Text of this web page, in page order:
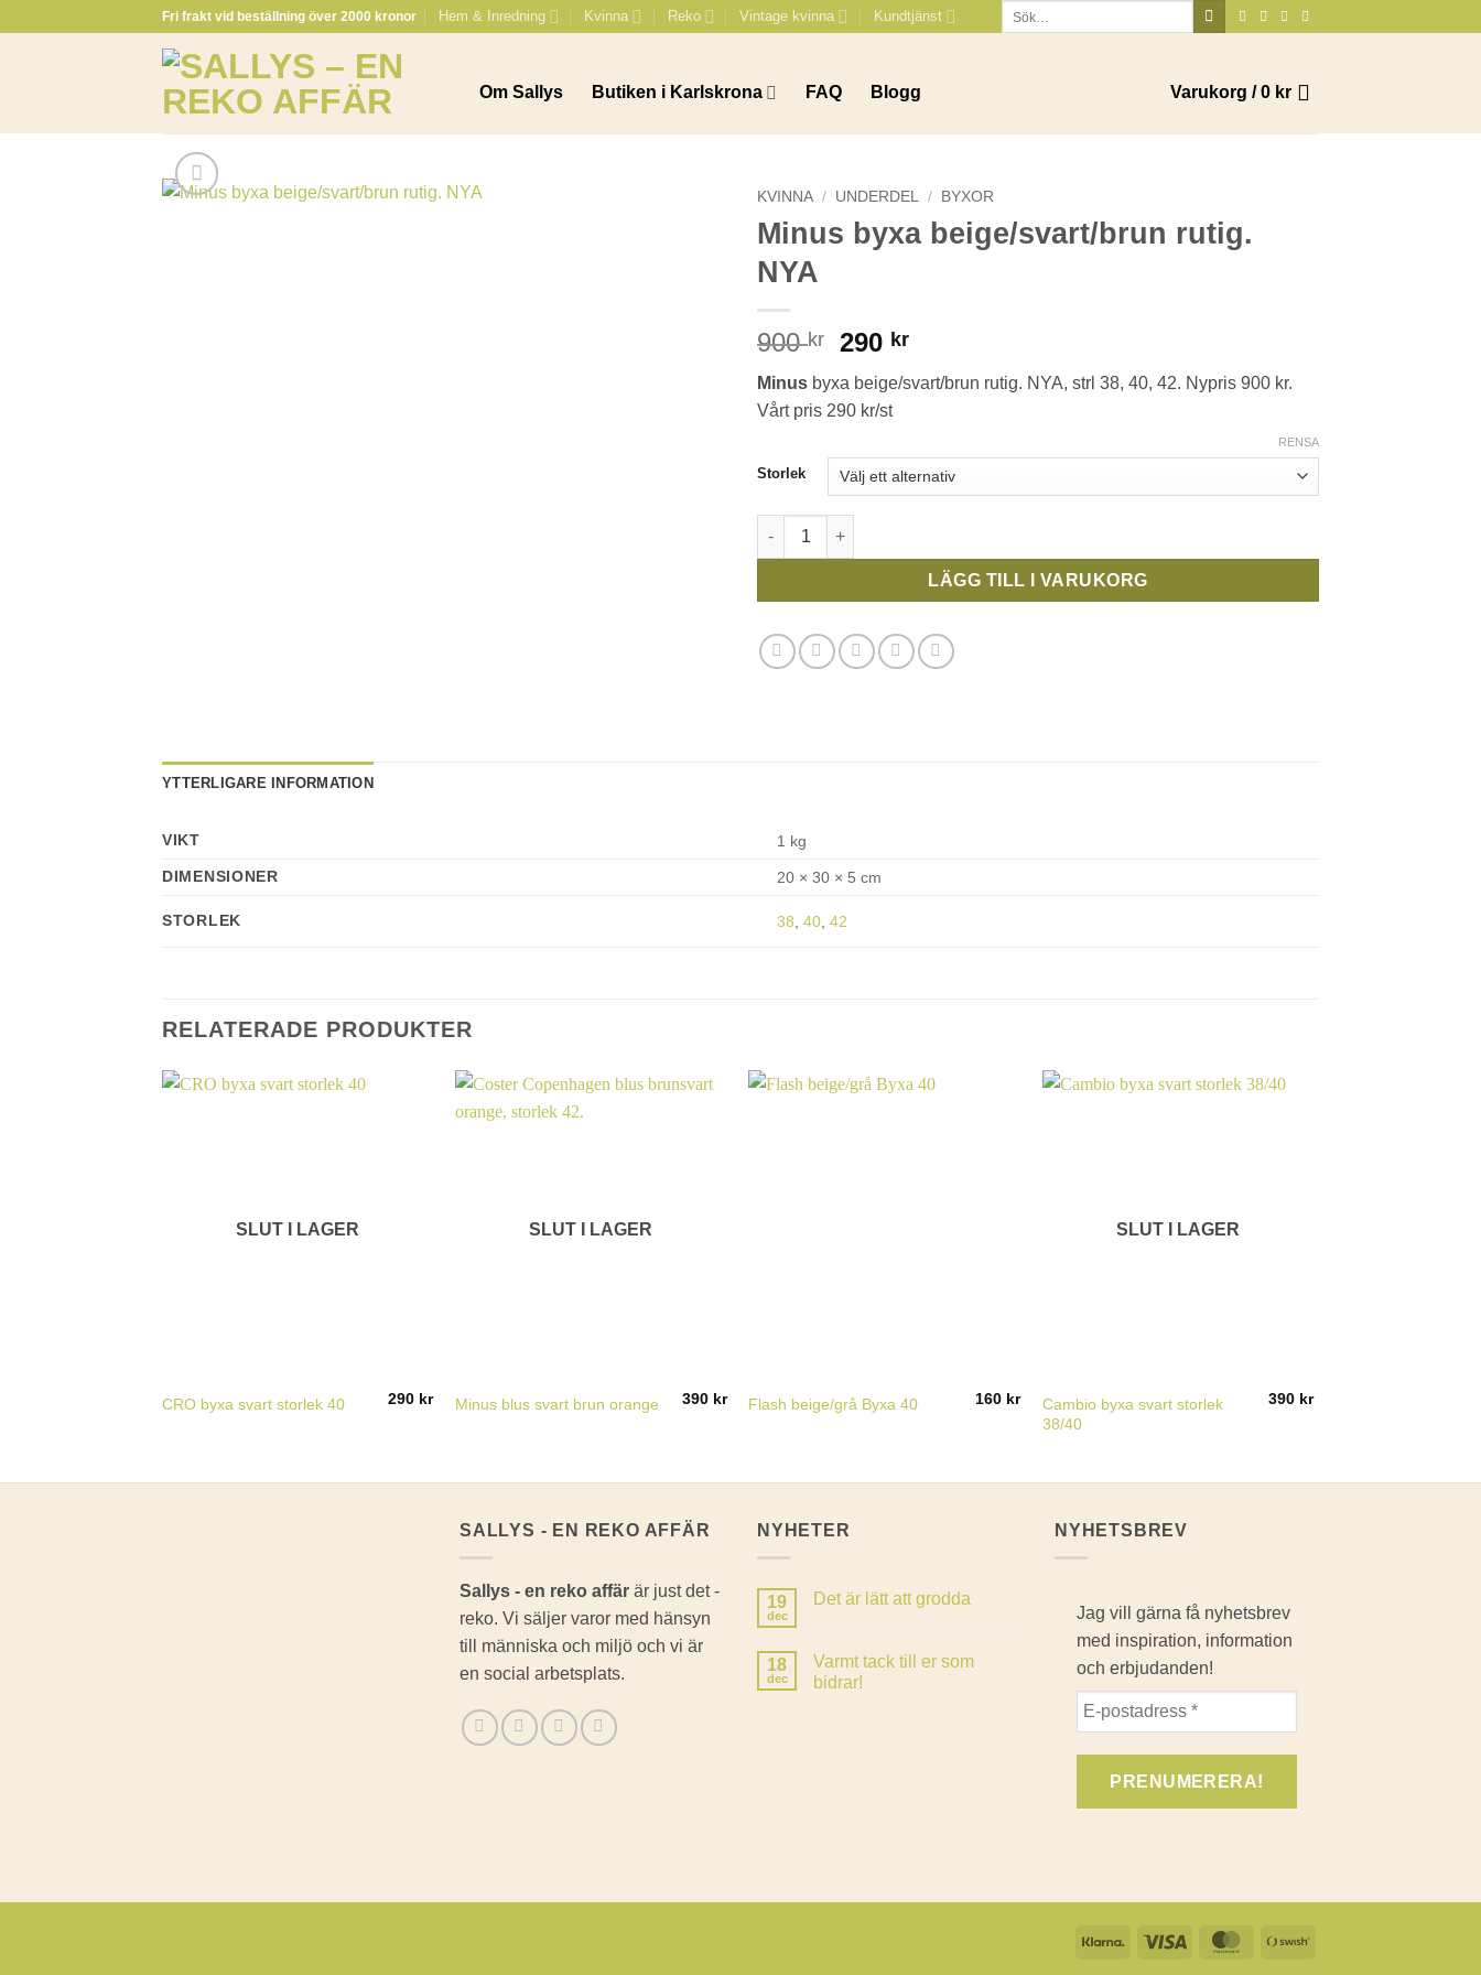
Fri frakt vid beställning över 2000 kronor Hem & Inredning Kvinna Reko Vintage kvinna Kundtjänst
Om Sallys Butiken i Karlskrona FAQ Blogg Varukorg /0 kr
KVINNA / UNDERDEL / BYXOR
Minus byxa beige/svart/brun rutig.
NYA
900kr
Det
priset
var:
290 krDet
priset
Minus byxa beige/svart/brun rutig. NYA, strl 38, 40, 42. Nypris 900 kr.
Vårt pris 290 kr/st
Storlek
RENSA
Minus byxa beige/svart/brun rutig. NYA mängd
LÄGG TILL I VARUKORG
YTTERLIGARE INFORMATION
VIKT
1 kg
DIMENSIONER
20 × 30 × 5 cm
STORLEK 38 ,40 ,42
RELATERADE PRODUKTER
SLUT I LAGER
CRO byxa svart storlek 40 290 kr
SLUT I LAGER
Minus blus svart brun orange 390 kr Flash beige/grå Byxa 40 160 kr
SLUT I LAGER
Cambio byxa svart storlek
38/40
390 kr
SALLYS - EN REKO AFFÄR
Sallys - en reko affär är just det -
reko. Vi säljer varor med hänsyn
till människa och miljö och vi är
en social arbetsplats.
NYHETER
19
dec
Det är lätt att grodda
Det
är
lätt
18
dec
Varmt tack till er som
bidrar!
NYHETSBREV
Jag vill gärna få nyhetsbrev
med inspiration, information
och erbjudanden!
Klarna Visa MasterCardSwish